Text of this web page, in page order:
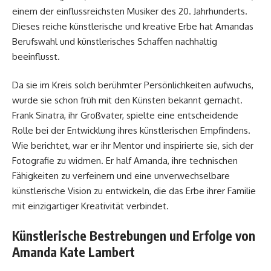
einem der einflussreichsten Musiker des 20. Jahrhunderts.
Dieses reiche künstlerische und kreative Erbe hat Amandas
Berufswahl und künstlerisches Schaffen nachhaltig
beeinflusst.
Da sie im Kreis solch berühmter Persönlichkeiten aufwuchs,
wurde sie schon früh mit den Künsten bekannt gemacht.
Frank Sinatra, ihr Großvater, spielte eine entscheidende
Rolle bei der Entwicklung ihres künstlerischen Empfindens.
Wie berichtet, war er ihr Mentor und inspirierte sie, sich der
Fotografie zu widmen. Er half Amanda, ihre technischen
Fähigkeiten zu verfeinern und eine unverwechselbare
künstlerische Vision zu entwickeln, die das Erbe ihrer Familie
mit einzigartiger Kreativität verbindet.
Künstlerische Bestrebungen und Erfolge von
Amanda Kate Lambert